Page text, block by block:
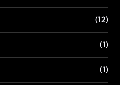
(12)
(1)
(1)